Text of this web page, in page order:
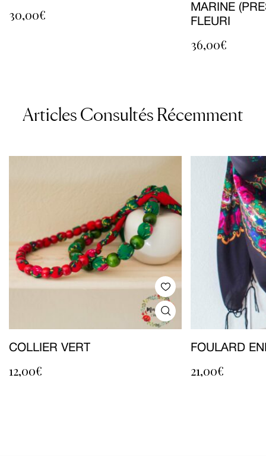
30,00€
MARINE
FLEURI
36,00€
Articles Consultés Récemment
COLLIER VERT
12,00€
FOULARD
21,00€